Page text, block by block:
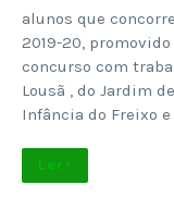
alunos que
2019-20,
concurso com
Lousã , do Jardim
Infância do Freixo
Ler +